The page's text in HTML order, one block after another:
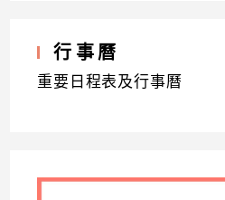
行事曆
重要日程表及行事曆